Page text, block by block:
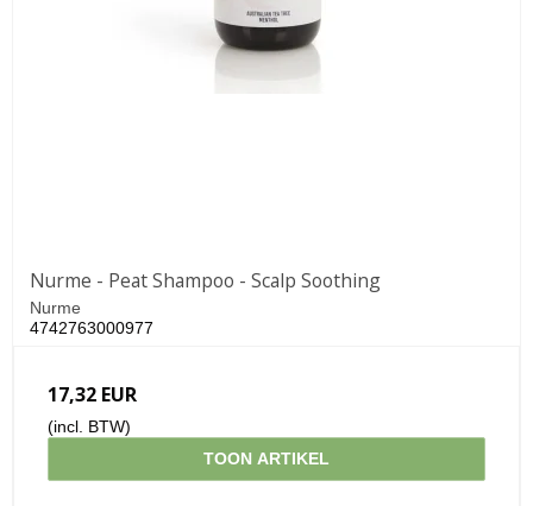
Nurme - Peat Shampoo - Scalp Soothing
Nurme
4742763000977
17,32 EUR
(incl. BTW)
TOON ARTIKEL